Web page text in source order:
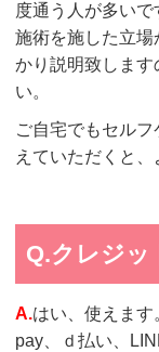
度通う人が多いで
施術を施した立
かり説明致します
い。
ご自宅でもセル
えていただくと、
Q.クレジッ
A.はい、使えま
pay、ｄ払い、